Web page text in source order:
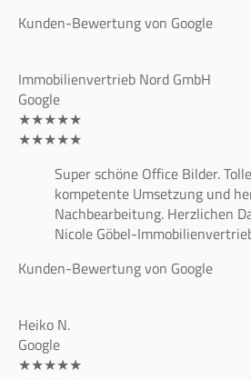
Kunden-Bewertung von Google
Immobilienvertrieb Nord GmbH
Google
★★★★★
★★★★★
Super schöne Office Bilder.
kompetente Umsetzung und
Nachbearbeitung. Herzlichen
Nicole Göbel-
Kunden-Bewertung von Google
Heiko N.
Google
★★★★★